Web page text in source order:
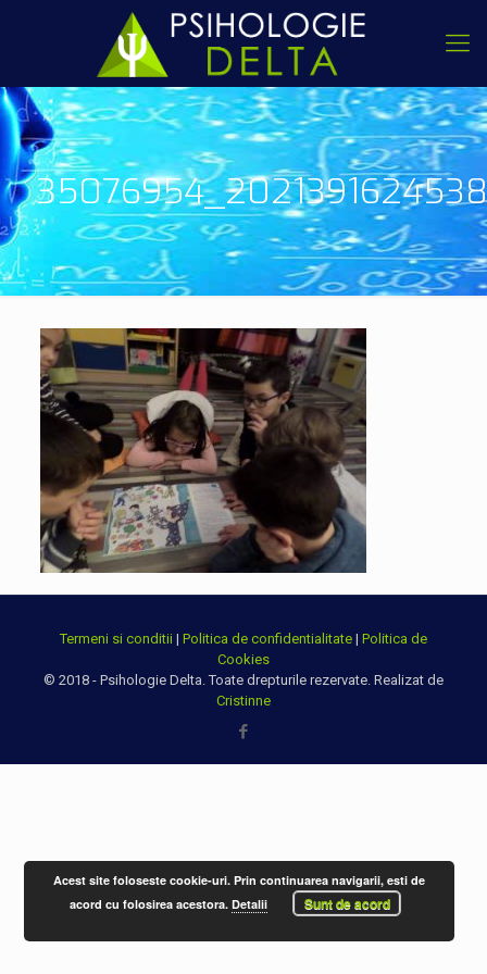
Termeni si conditii | Politica de confidentialitate | Politica de
Cookies
© 2018 - Psihologie Delta. Toate drepturile rezervate. Realizat de
Cristinne
Acest site foloseste cookie-uri. Prin continuarea navigarii, esti de
acord cu folosirea acestora.Detalii Sunt de acord